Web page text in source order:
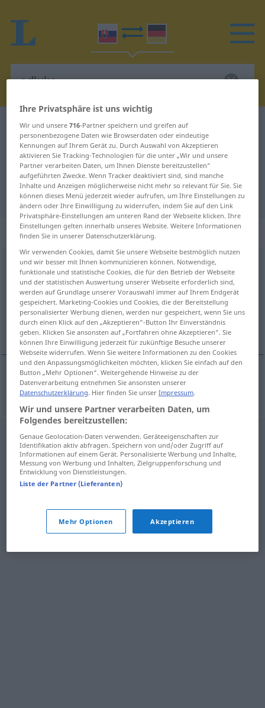
Slowakisch-Deutsch Wörterbuch odluka
Slowakisch-Deutsch Übersetzung
für "odluka"
"odluka" Deutsch Übersetzung
„odluka“: feminin
odlukaf
Übersicht aller Übersetzungen
(Für mehr Details die Übersetzung anklicken/antippen)
Trennung
Trennung odluka
Ihre Privatsphäre ist uns wichtig
Wir und unsere716-Partner speichern und greifen auf
personenbezogene Daten wie Browserdaten oder eindeutige
Kennungen auf Ihrem Gerät zu. Durch Auswahl von Akzeptieren
aktivieren Sie Tracking-Technologien für die unter „Wir und unsere
Partner verarbeiten Daten, um Ihnen Dienste bereitzustellen“
aufgeführten Zwecke. Wenn Tracker deaktiviert sind, sind manche
Inhalte und Anzeigen möglicherweise nicht mehr so relevant für Sie. Sie
können dieses Menü jederzeit wieder aufrufen, um Ihre Einstellungen zu
ändern oder Ihre Einwilligung zu widerrufen, indem Sie auf den Link
Privatsphäre-Einstellungen am unteren Rand der Webseite klicken. Ihre
Einstellungen gelten innerhalb unseres Website. Weitere Informationen
finden Sie in unserer Datenschutzerklärung.
Wir verwenden Cookies, damit Sie unsere Webseite bestmöglich nutzen
und wir besser mit Ihnen kommunizieren können. Notwendige,
funktionale und statistische Cookies, die für den Betrieb der Webseite
und der statistischen Auswertung unserer Webseite erforderlich sind,
werden auf Grundlage unserer Vorauswahl immer auf Ihrem Endgerät
gespeichert. Marketing-Cookies und Cookies, die der Bereitstellung
personalisierter Werbung dienen, werden nur gespeichert, wenn Sie uns
durch einen Klick auf den „Akzeptieren“-Button Ihr Einverständnis
geben. Klicken Sie ansonsten auf „Fortfahren ohne Akzeptieren“. Sie
können Ihre Einwilligung jederzeit für zukünftige Besuche unserer
Webseite widerrufen. Wenn Sie weitere Informationen zu den Cookies
und den Anpassungsmöglichkeiten möchten, klicken Sie einfach auf den
Button „Mehr Optionen“. Weitergehende Hinweise zu der
Datenverarbeitung entnehmen Sie ansonsten unserer
Datenschutzerklärung. Hier finden Sie unserImpressum.
Wir und unsere Partner verarbeiten Daten, um
Folgendes bereitzustellen:
Genaue Geolocation-Daten verwenden. Geräteeigenschaften zur
Identifikation aktiv abfragen. Speichern von und/oder Zugriff auf
Informationen auf einem Gerät. Personalisierte Werbung und Inhalte,
Messung von Werbung und Inhalten, Zielgruppenforschung und
Entwicklung von Dienstleistungen.
Liste der Partner (Lieferanten)
Mehr Optionen Akzeptieren